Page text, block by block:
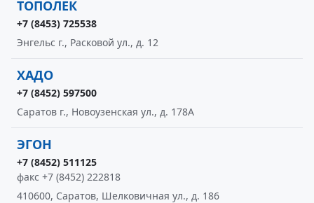
ТОПОЛЕК
+7 (8453) 725538
Энгельс г., Расковой ул., д. 12
ХАДО
+7 (8452) 597500
Саратов г., Новоузенская ул., д. 178А
ЭГОН
+7 (8452) 511125
факс +7 (8452) 222818
410600, Саратов, Шелковичная ул., д. 186